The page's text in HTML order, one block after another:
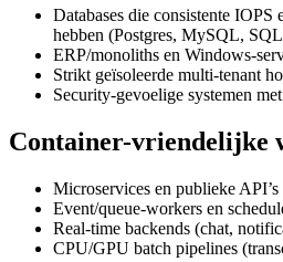
Databases die consistente
hebben (Postgres, MySQL,
ERP/monoliths en Windows-
Strikt geïsoleerde multi-tenant
Security-gevoelige systemen
Container-vriendelijke
Microservices en publieke API’s
Event/queue-workers en
Real-time backends (chat,
CPU/GPU batch pipelines